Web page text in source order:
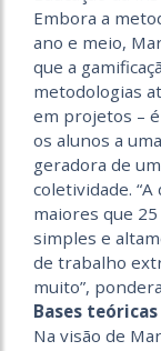
Embora a
ano e meio,
que a
metodologias
em projetos –
os alunos a
geradora de
coletividade.
maiores que
simples e
de trabalho
muito”,
Bases teóricas
Na visão de